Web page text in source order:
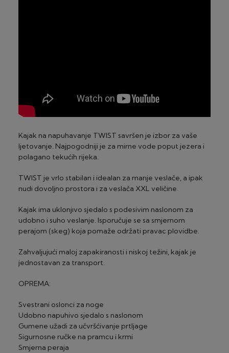
Kajak na napuhavanje TWIST savršen je izbor za vaše
ljetovanje. Najpogodniji je za mirne vode poput jezera i
polagano tekućih rijeka.
TWIST je vrlo stabilan i idealan za manje veslače, a ipak
nudi dovoljno prostora i za veslača XXL veličine.
Kajak ima uklonjivo sjedalo s podesivim naslonom za
udobno i suho veslanje. Isporučuje se sa smjernom
perajom (skeg) koja pomaže održati pravac plovidbe.
Zahvaljujući maloj zapakiranosti i niskoj težini, kajak je
jednostavan za transport.
OPREMA:
Svestrani oslonci za noge
Udobno napuhivo sjedalo s naslonom
Gumene užadi za učvršćivanje prtljage
Sigurnosne ručke na pramcu i krmi
Smjerna peraja